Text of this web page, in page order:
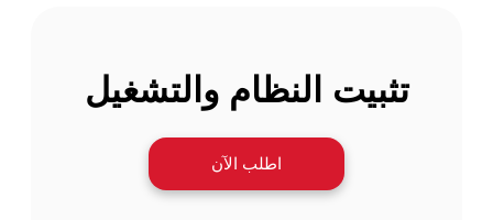
تثبيت النظام والتشغيل
اطلب الآن